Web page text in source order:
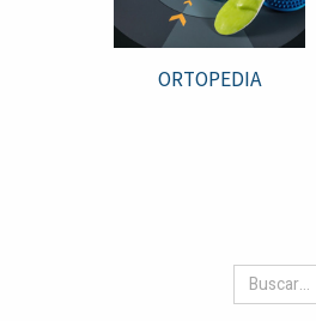
ORTOPEDIA